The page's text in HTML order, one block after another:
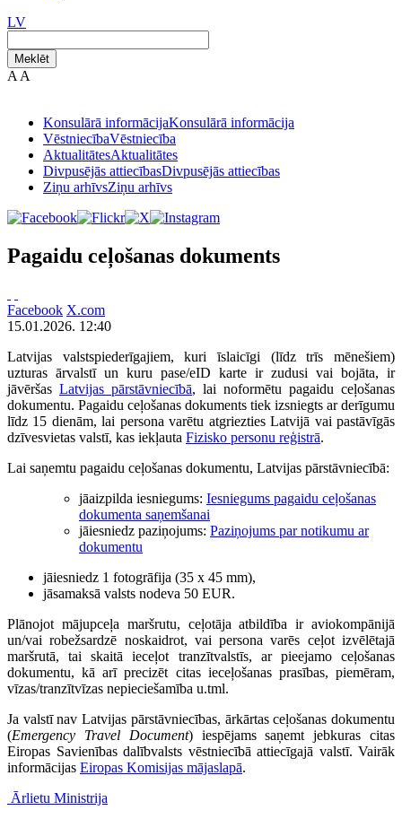
LV
Meklēt
A A
Konsulārā informācijaKonsulārā informācija
VēstniecībaVēstniecība
AktualitātesAktualitātes
Divpusējās attiecībasDivpusējās attiecības
Ziņu arhīvsZiņu arhīvs
Pagaidu ceļošanas dokuments
Facebook X.com
15.01.2026. 12:40
Latvijas valstspiederīgajiem, kuri īslaicīgi (līdz trīs mēnešiem)
uzturas ārvalstī un kuru pase/eID karte ir zudusi vai bojāta, ir
jāvēršas Latvijas pārstāvniecībā, lai noformētu pagaidu ceļošanas
dokumentu. Pagaidu ceļošanas dokuments tiek izsniegts ar derīgumu
līdz 15 dienām, lai persona varētu atgriezties Latvijā vai pastāvīgās
dzīvesvietas valstī, kas iekļauta Fizisko personu reģistrā.
Lai saņemtu pagaidu ceļošanas dokumentu, Latvijas pārstāvniecībā:
jāaizpilda iesniegums: Iesniegums pagaidu ceļošanas
dokumenta saņemšanai
jāiesniedz paziņojums: Paziņojums par notikumu ar
dokumentu
jāiesniedz 1 fotogrāfija (35 x 45 mm),
jāsamaksā valsts nodeva 50 EUR.
Plānojot mājupceļa maršrutu, ceļotāja atbildība ir aviokompānijā
un/vai robežsardzē noskaidrot, vai persona varēs ceļot izvēlētajā
maršrutā, tai skaitā ieceļot tranzītvalstīs, ar pieejamo ceļošanas
dokumentu, kā arī precizēt citas ieceļošanas prasības, piemēram,
vīzas/tranzītvīzas nepieciešamība u.tml.
Ja valstī nav Latvijas pārstāvniecības, ārkārtas ceļošanas dokumentu
(Emergency Travel Document) iespējams saņemt jebkuras citas
Eiropas Savienības dalībvalsts vēstniecībā attiecīgajā valstī. Vairāk
informācijas Eiropas Komisijas mājaslapā.
Ārlietu Ministrija